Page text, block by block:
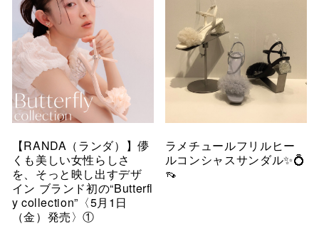
【RANDA（ランダ）】儚
くも美しい女性らしさ
を、そっと映し出すデザ
イン ブランド初の“Butterfl
y collection”〈5月1日
（金）発売〉①
ラメチュールフリルヒー
ルコンシャスサンダル✨💍
👡